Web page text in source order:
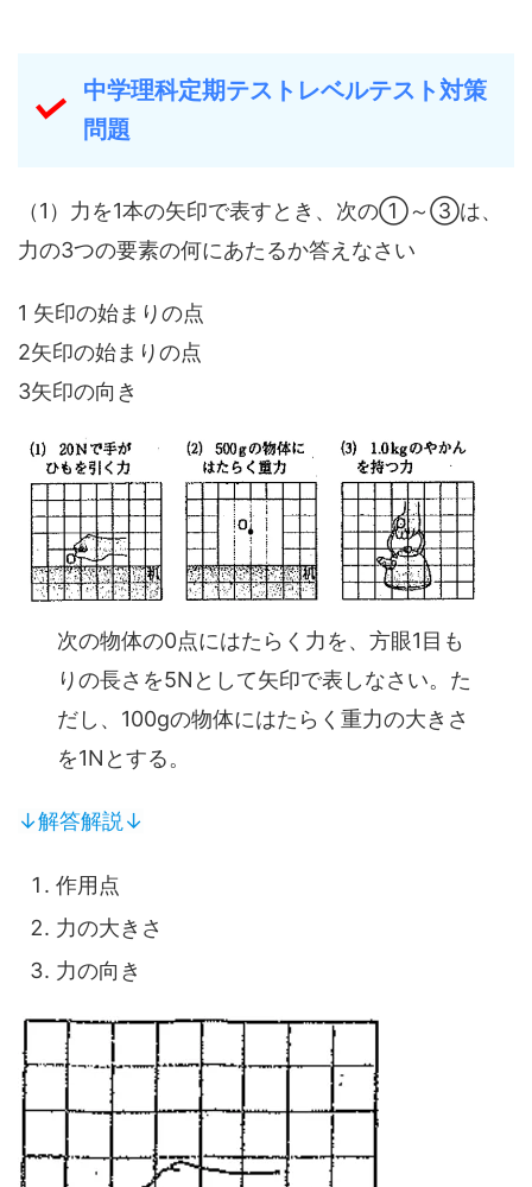
中学理科定期テストレベルテスト対策
問題
（1）力を1本の矢印で表すとき、次の①～③は、
力の3つの要素の何にあたるか答えなさい
1 矢印の始まりの点
2矢印の始まりの点
3矢印の向き
次の物体の0点にはたらく力を、方眼1目も
りの長さを5Nとして矢印で表しなさい。た
だし、100gの物体にはたらく重力の大きさ
を1Nとする。
↓解答解説↓
作用点
力の大きさ
力の向き